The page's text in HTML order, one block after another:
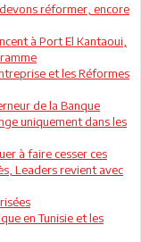
réformer, encore
à Port El Kantaoui,
et les Réformes
de la Banque
uniquement dans les
à faire cesser ces
Leaders revient avec
en Tunisie et les